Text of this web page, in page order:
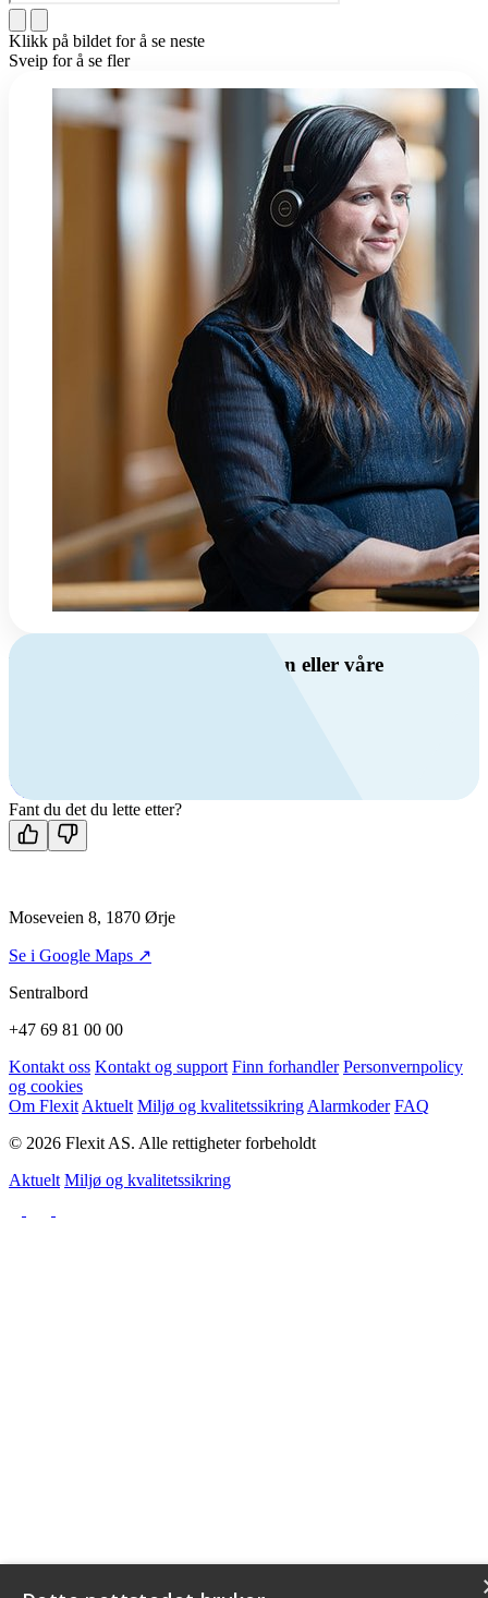
Klikk på bildet for å se neste
Sveip for å se fler
Har du spørsmål om ventilasjon eller våre
Kontakt oss
Fant du det du lette etter?
Moseveien 8, 1870 Ørje
Se i Google Maps ↗
Sentralbord
+47 69 81 00 00
Kontakt oss Kontakt og support Finn forhandler Personvernpolicy
og cookies
Om Flexit Aktuelt Miljø og kvalitetssikring Alarmkoder FAQ
© 2026 Flexit AS. Alle rettigheter forbeholdt
Aktuelt Miljø og kvalitetssikring